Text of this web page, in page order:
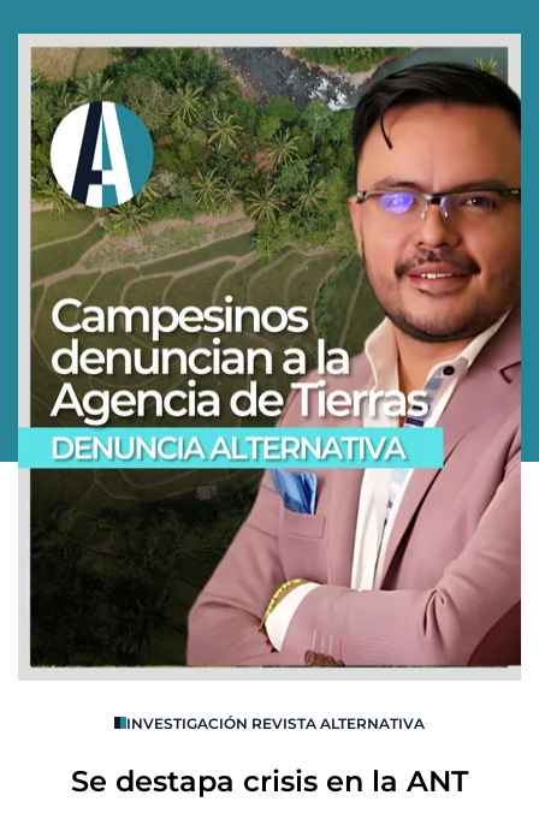
INVESTIGACIÓN REVISTA ALTERNATIVA
Se destapa crisis en la ANT